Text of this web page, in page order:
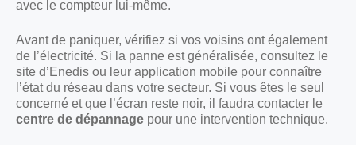
avec le compteur lui-même.
Avant de paniquer, vérifiez si vos voisins ont également
de l’électricité. Si la panne est généralisée, consultez le
site d’Enedis ou leur application mobile pour connaître
l’état du réseau dans votre secteur. Si vous êtes le seul
concerné et que l’écran reste noir, il faudra contacter le
centre de dépannage pour une intervention technique.